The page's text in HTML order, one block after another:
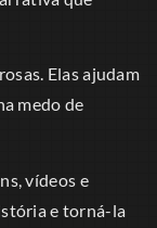
Elas ajudam
medo de
vídeos e
e torná-la